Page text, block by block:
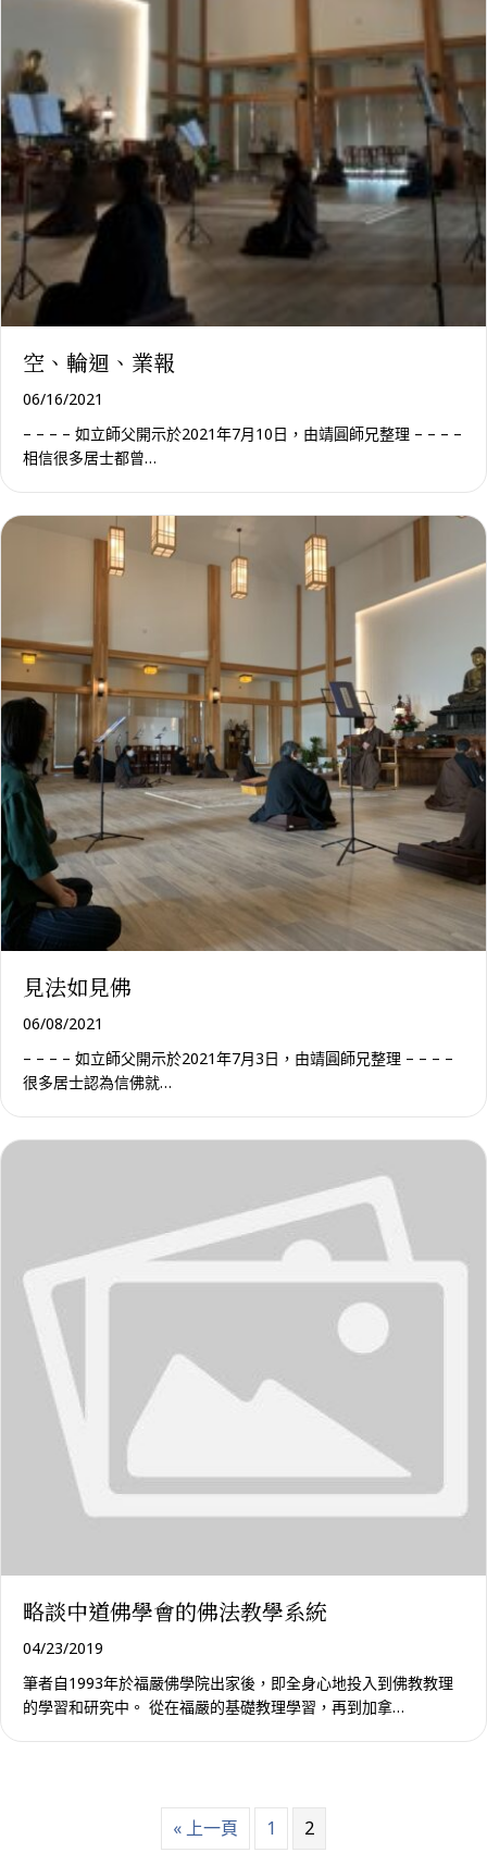
空、輪迴、業報
06/16/2021
– – – – 如立師父開示於2021年7月10日，由靖圓師兄整理 – – – –
相信很多居士都曾…
見法如見佛
06/08/2021
– – – – 如立師父開示於2021年7月3日，由靖圓師兄整理 – – – –
很多居士認為信佛就…
略談中道佛學會的佛法教學系統
04/23/2019
筆者自1993年於福嚴佛學院出家後，即全身心地投入到佛教教理
的學習和研究中。 從在福嚴的基礎教理學習，再到加拿…
« 上一頁 1 2